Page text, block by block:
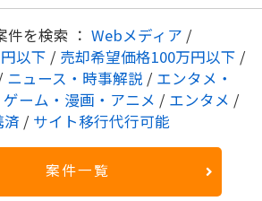
を検索 ： Webメディア /
以下 / 売却希望価格100万円以下 /
ニュース・時事解説 / エンタメ・
ゲーム・漫画・アニメ / エンタメ /
済 / サイト移行代行可能
案件一覧